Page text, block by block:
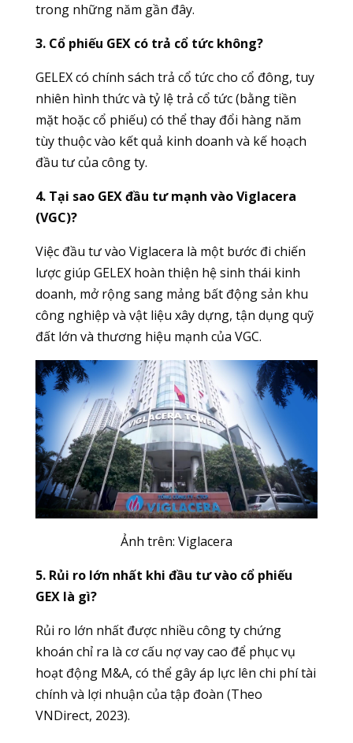
trong những năm gần đây.
3. Cổ phiếu GEX có trả cổ tức không?
GELEX có chính sách trả cổ tức cho cổ đông, tuy
nhiên hình thức và tỷ lệ trả cổ tức (bằng tiền
mặt hoặc cổ phiếu) có thể thay đổi hàng năm
tùy thuộc vào kết quả kinh doanh và kế hoạch
đầu tư của công ty.
4. Tại sao GEX đầu tư mạnh vào Viglacera
(VGC)?
Việc đầu tư vào Viglacera là một bước đi chiến
lược giúp GELEX hoàn thiện hệ sinh thái kinh
doanh, mở rộng sang mảng bất động sản khu
công nghiệp và vật liệu xây dựng, tận dụng quỹ
đất lớn và thương hiệu mạnh của VGC.
Ảnh trên: Viglacera
5. Rủi ro lớn nhất khi đầu tư vào cổ phiếu
GEX là gì?
Rủi ro lớn nhất được nhiều công ty chứng
khoán chỉ ra là cơ cấu nợ vay cao để phục vụ
hoạt động M&A, có thể gây áp lực lên chi phí tài
chính và lợi nhuận của tập đoàn (Theo
VNDirect, 2023).